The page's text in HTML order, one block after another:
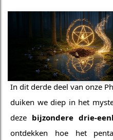
In dit derde deel van onze
duiken we diep in het
deze bijzondere drie-
ontdekken hoe het